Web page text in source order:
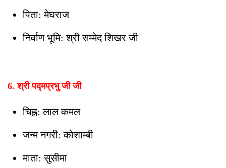
पिता: मेघराज
निर्वाण भूमि: श्री सम्मेद शिखर जी
6. श्री पद्मप्रभु जी जी
चिह्न: लाल कमल
जन्म नगरी: कोशाम्बी
माता: सुसीमा